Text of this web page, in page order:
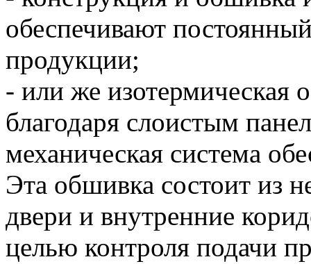
обеспечивают
продукции;
- или же изотермическая
благодаря слоистым
механическая система
Эта обшивка состоит из
двери и внутренние
целью контроля подачи